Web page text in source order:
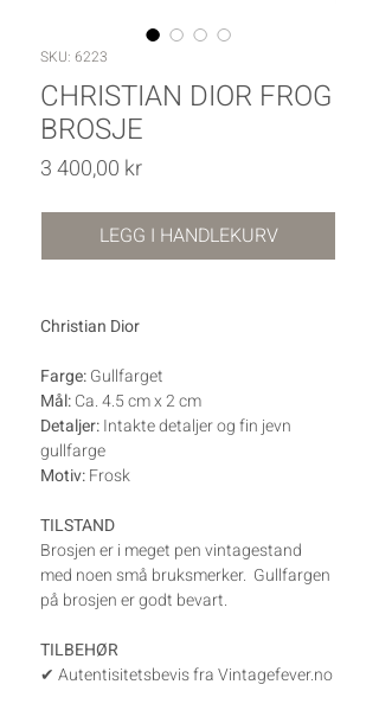
SKU: 6223
CHRISTIAN DIOR FROG
BROSJE
3 400,00 krPris
LEGG I HANDLEKURV
Christian Dior
Farge:Gullfarget
Mål:Ca. 4.5 cm x 2 cm
Detaljer:Intakte detaljer og fin jevn
gullfarge
Motiv:Frosk
TILSTAND
Brosjen er i meget pen vintagestand
med noen små bruksmerker. Gullfargen
på brosjen er godt bevart.
TILBEHØR
✔ Autentisitetsbevis fra Vintagefever.no